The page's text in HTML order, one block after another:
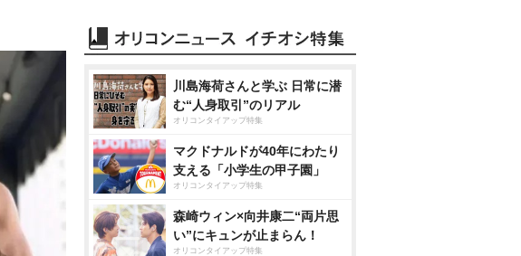
川島海荷さんと学ぶ 日常に潜
む“人身取引”のリアル
オリコンタイアップ特集
マクドナルドが40年にわたり
支える「小学生の甲子園」
オリコンタイアップ特集
森崎ウィン×向井康二“両片思
い”にキュンが止まらん！
オリコンタイアップ特集